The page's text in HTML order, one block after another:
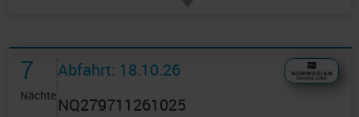
7
Nächte
Abfahrt: 18.10.26
NQ279711261025